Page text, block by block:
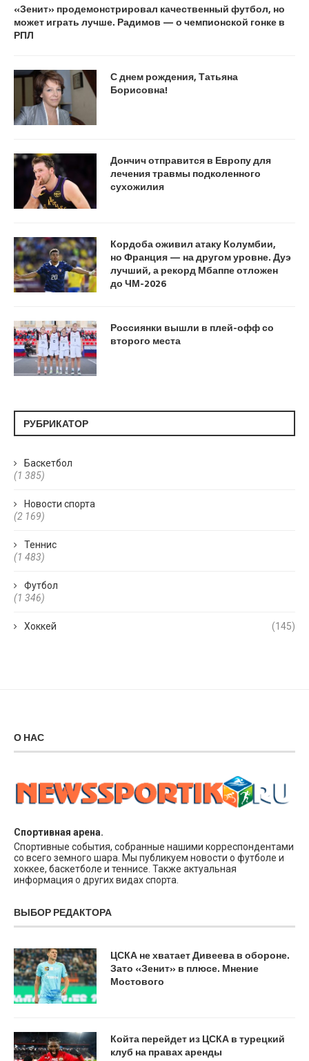
«Зенит» продемонстрировал качественный футбол, но
может играть лучше. Радимов — о чемпионской гонке в
РПЛ
С днем рождения, Татьяна
Борисовна!
Дончич отправится в Европу для
лечения травмы подколенного
сухожилия
Кордоба оживил атаку Колумбии,
но Франция — на другом уровне. Дуэ
лучший, а рекорд Мбаппе отложен
до ЧМ-2026
Россиянки вышли в плей-офф со
второго места
РУБРИКАТОР
Баскетбол
(1 385)
Новости спорта
(2 169)
Теннис
(1 483)
Футбол
(1 346)
Хоккей (145)
О НАС
Спортивная арена.
Спортивные события, собранные нашими корреспондентами
со всего земного шара. Мы публикуем новости о футболе и
хоккее, баскетболе и теннисе. Также актуальная
информация о других видах спорта.
ВЫБОР РЕДАКТОРА
ЦСКА не хватает Дивеева в обороне.
Зато «Зенит» в плюсе. Мнение
Мостового
Койта перейдет из ЦСКА в турецкий
клуб на правах аренды